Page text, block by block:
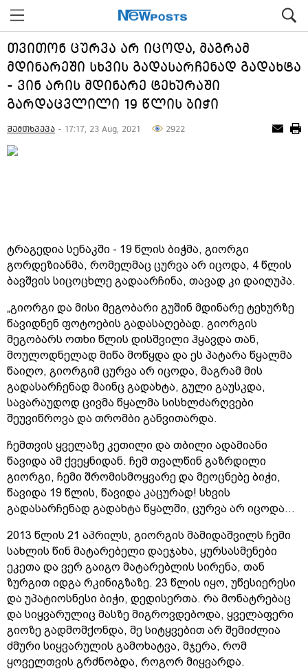
თვითონ ცურვა არ იცოდა, მაგრამ
მდინარეში სხვის გადასარჩენად გადახტა
- ვინ არის მდინარე ტეხურაში
გარდაცვლილი 19 წლის ბიჭი
შემთხვევა - 17:17, 23 Aug, 2021 2922
ტრაგედია სენაკში - 19 წლის ბიჭმა, გიორგი
გორდეზიანმა, რომელმაც ცურვა არ იცოდა, 4 წლის
ბავშვის სიცოცხლე გადაარჩინა, თავად კი დაიღუპა.
„გიორგი და მისი მეგობარი გუშინ მდინარე ტეხურზე
წავიდნენ ფოტოების გადასაღებად. გიორგის
მეგობარს ოთხი წლის დისშვილი ჰყავდა თან,
მოულოდნელად მიწა მოწყდა და ეს პატარა წყალმა
წაიღო, გიორგიმ ცურვა არ იცოდა, მაგრამ მის
გადასარჩენად მაინც გადახტა, გული გაუსკდა,
სავარაუდოდ ცივმა წყალმა სისხლძარღვები
შეუვიწროვა და თრომბი განვითარდა.
ჩემთვის ყველაზე კეთილი და თბილი ადამიანი
წავიდა ამ ქვეყნიდან. ჩემ თვალწინ გაზრდილი
გიორგი, ჩემი შრომისმოყვარე და მეოცნებე ბიჭი,
წავიდა 19 წლის, წავიდა კაცურად! სხვის
გადასარჩენად გადახტა წყალში, ცურვა არ იცოდა…
2013 წლის 21 აპრილს, გიორგის მამიდაშვილს ჩემი
სახლის წინ მატარებელი დაეჯახა, ყურსასმენები
ეკეთა და ვერ გაიგო მატარებლის სირენა, თან
ზურგით იდგა რკინიგზაზე. 23 წლის იყო, უწესიერესი
და უპატიოსნესი ბიჭი, დედისერთა. რა მონატრებაც
და სიყვარულიც მასზე მიგროვდებოდა, ყველაფერი
გიოზე გადმომქონდა, მე სიტყვებით არ შემიძლია
ძმური სიყვარულის გამოხატვა, მჯერა, რომ
ყოველთვის გრძნობდა, როგორ მიყვარდა.